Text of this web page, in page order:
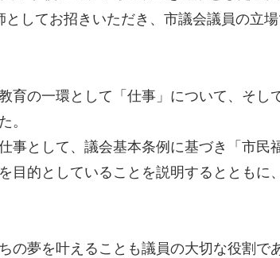
としてお招きいただき、市議会議員の立
育の一環として「仕事」について、そし
。
事として、議会基本条例に基づき「市民
目的としていることを説明するとともに
の夢を叶えることも議員の大切な役割で